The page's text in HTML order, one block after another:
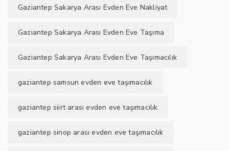
Gaziantep Sakarya Arası Evden Eve Nakliyat
Gaziantep Sakarya Arası Evden Eve Taşıma
Gaziantep Sakarya Arası Evden Eve Taşımacılık
gaziantep samsun evden eve taşımacılık
gaziantep siirt arası evden eve taşımacılık
gaziantep sinop arası evden eve taşımacılık